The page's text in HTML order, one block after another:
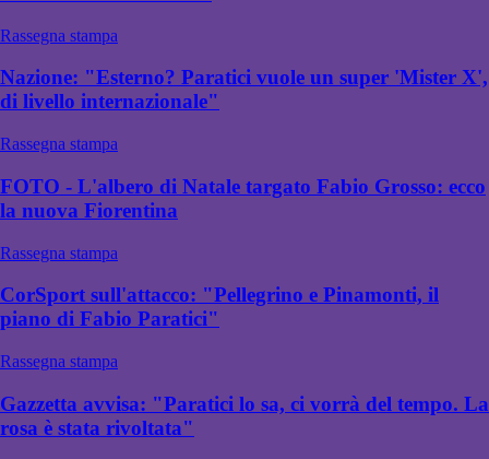
Rassegna stampa
Nazione: "Esterno? Paratici vuole un super 'Mister X',
di livello internazionale"
Rassegna stampa
FOTO - L'albero di Natale targato Fabio Grosso: ecco
la nuova Fiorentina
Rassegna stampa
CorSport sull'attacco: "Pellegrino e Pinamonti, il
piano di Fabio Paratici"
Rassegna stampa
Gazzetta avvisa: "Paratici lo sa, ci vorrà del tempo. La
rosa è stata rivoltata"